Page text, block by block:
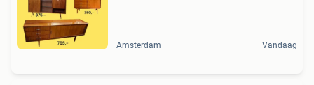
Amsterdam Vandaag